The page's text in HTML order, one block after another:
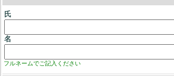
氏
名
フルネームでご記入ください